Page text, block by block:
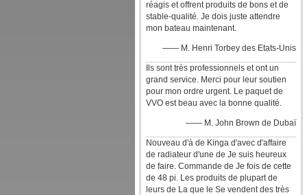
réagis et offrent produits de bons et de
stable-qualité. Je dois juste attendre
mon bateau maintenant.
—— M. Henri Torbey des Etats-Unis
Ils sont très professionnels et ont un
grand service. Merci pour leur soutien
pour mon ordre urgent. Le paquet de
VVO est beau avec la bonne qualité.
—— M. John Brown de Dubaï
Nouveau d'à de Kinga d'avec d'affaire
de radiateur d'une de Je suis heureux
de faire. Commande de Je fois de cette
de 48 pi. Les produits de plupart de
leurs de La que le Se vendent des très